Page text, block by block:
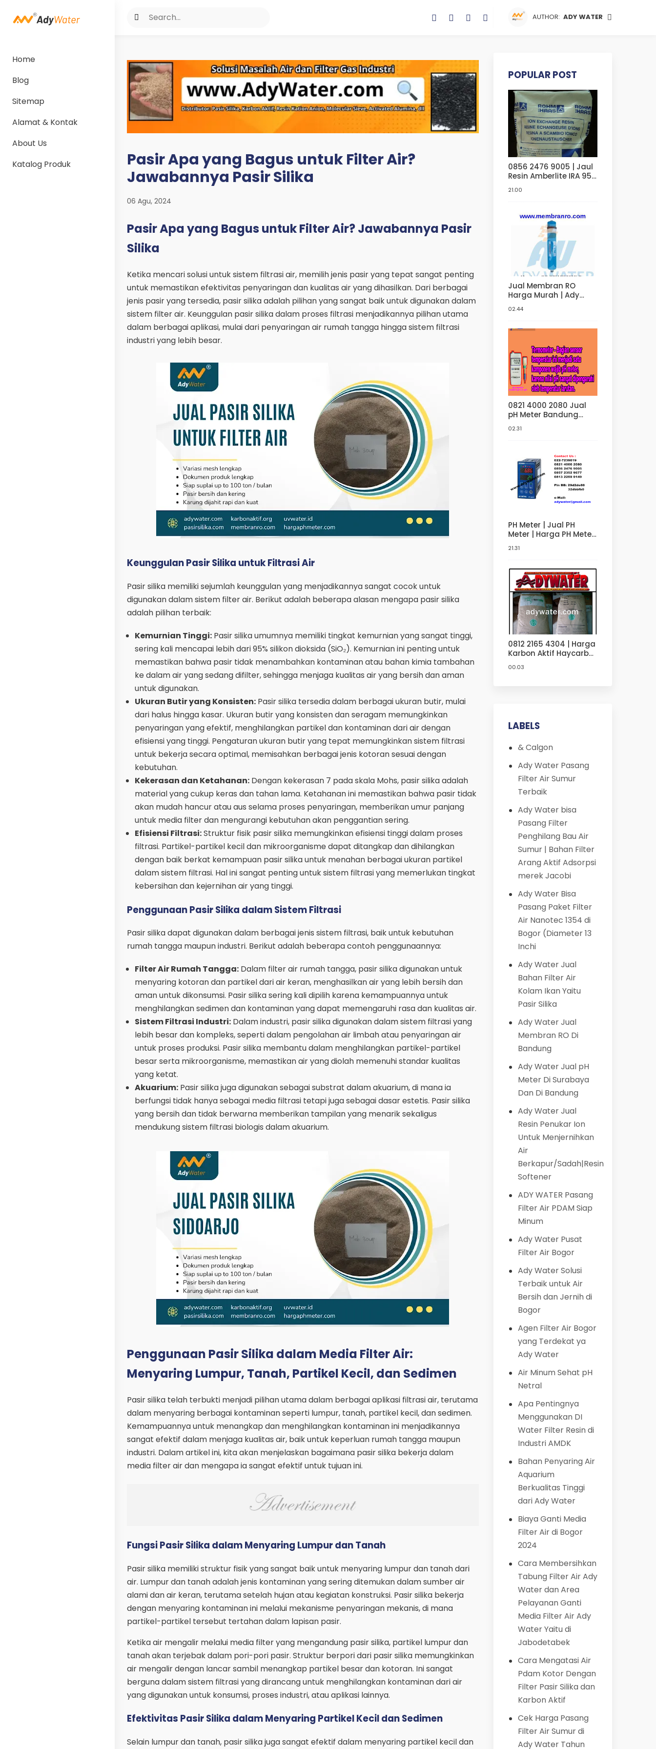
AUTHOR: ADY WATER
Home
Blog
Sitemap
Alamat & Kontak
About Us
Katalog Produk
Pasir Apa yang Bagus untuk Filter Air?
Jawabannya Pasir Silika
06 Agu, 2024
Pasir Apa yang Bagus untuk Filter Air? Jawabannya Pasir
Silika
Ketika mencari solusi untuk sistem filtrasi air, memilih jenis pasir yang tepat sangat penting
untuk memastikan efektivitas penyaringan dan kualitas air yang dihasilkan. Dari berbagai
jenis pasir yang tersedia, pasir silika adalah pilihan yang sangat baik untuk digunakan dalam
sistem filter air. Keunggulan pasir silika dalam proses filtrasi menjadikannya pilihan utama
dalam berbagai aplikasi, mulai dari penyaringan air rumah tangga hingga sistem filtrasi
industri yang lebih besar.
Keunggulan Pasir Silika untuk Filtrasi Air
Pasir silika memiliki sejumlah keunggulan yang menjadikannya sangat cocok untuk
digunakan dalam sistem filter air. Berikut adalah beberapa alasan mengapa pasir silika
adalah pilihan terbaik:
Kemurnian Tinggi: Pasir silika umumnya memiliki tingkat kemurnian yang sangat tinggi,
sering kali mencapai lebih dari 95% silikon dioksida (SiO₂). Kemurnian ini penting untuk
memastikan bahwa pasir tidak menambahkan kontaminan atau bahan kimia tambahan
ke dalam air yang sedang difilter, sehingga menjaga kualitas air yang bersih dan aman
untuk digunakan.
Ukuran Butir yang Konsisten: Pasir silika tersedia dalam berbagai ukuran butir, mulai
dari halus hingga kasar. Ukuran butir yang konsisten dan seragam memungkinkan
penyaringan yang efektif, menghilangkan partikel dan kontaminan dari air dengan
efisiensi yang tinggi. Pengaturan ukuran butir yang tepat memungkinkan sistem filtrasi
untuk bekerja secara optimal, memisahkan berbagai jenis kotoran sesuai dengan
kebutuhan.
Kekerasan dan Ketahanan: Dengan kekerasan 7 pada skala Mohs, pasir silika adalah
material yang cukup keras dan tahan lama. Ketahanan ini memastikan bahwa pasir tidak
akan mudah hancur atau aus selama proses penyaringan, memberikan umur panjang
untuk media filter dan mengurangi kebutuhan akan penggantian sering.
Efisiensi Filtrasi:Struktur fisik pasir silika memungkinkan efisiensi tinggi dalam proses
filtrasi. Partikel-partikel kecil dan mikroorganisme dapat ditangkap dan dihilangkan
dengan baik berkat kemampuan pasir silika untuk menahan berbagai ukuran partikel
dalam sistem filtrasi. Hal ini sangat penting untuk sistem filtrasi yang memerlukan tingkat
kebersihan dan kejernihan air yang tinggi.
Penggunaan Pasir Silika dalam Sistem Filtrasi
Pasir silika dapat digunakan dalam berbagai jenis sistem filtrasi, baik untuk kebutuhan
rumah tangga maupun industri. Berikut adalah beberapa contoh penggunaannya:
Filter Air Rumah Tangga: Dalam filter air rumah tangga, pasir silika digunakan untuk
menyaring kotoran dan partikel dari air keran, menghasilkan air yang lebih bersih dan
aman untuk dikonsumsi. Pasir silika sering kali dipilih karena kemampuannya untuk
menghilangkan sedimen dan kontaminan yang dapat memengaruhi rasa dan kualitas air.
Sistem Filtrasi Industri: Dalam industri, pasir silika digunakan dalam sistem filtrasi yang
lebih besar dan kompleks, seperti dalam pengolahan air limbah atau penyaringan air
untuk proses produksi. Pasir silika membantu dalam menghilangkan partikel-partikel
besar serta mikroorganisme, memastikan air yang diolah memenuhi standar kualitas
yang ketat.
Akuarium: Pasir silika juga digunakan sebagai substrat dalam akuarium, di mana ia
berfungsi tidak hanya sebagai media filtrasi tetapi juga sebagai dasar estetis. Pasir silika
yang bersih dan tidak berwarna memberikan tampilan yang menarik sekaligus
mendukung sistem filtrasi biologis dalam akuarium.
Penggunaan Pasir Silika dalam Media Filter Air:
Menyaring Lumpur, Tanah, Partikel Kecil, dan Sedimen
Pasir silika telah terbukti menjadi pilihan utama dalam berbagai aplikasi filtrasi air, terutama
dalam menyaring berbagai kontaminan seperti lumpur, tanah, partikel kecil, dan sedimen.
Kemampuannya untuk menangkap dan menghilangkan kontaminan ini menjadikannya
sangat efektif dalam menjaga kualitas air, baik untuk keperluan rumah tangga maupun
industri. Dalam artikel ini, kita akan menjelaskan bagaimana pasir silika bekerja dalam
media filter air dan mengapa ia sangat efektif untuk tujuan ini.
Fungsi Pasir Silika dalam Menyaring Lumpur dan Tanah
Pasir silika memiliki struktur fisik yang sangat baik untuk menyaring lumpur dan tanah dari
air. Lumpur dan tanah adalah jenis kontaminan yang sering ditemukan dalam sumber air
alami dan air keran, terutama setelah hujan atau kegiatan konstruksi. Pasir silika bekerja
dengan menyaring kontaminan ini melalui mekanisme penyaringan mekanis, di mana
partikel-partikel tersebut tertahan dalam lapisan pasir.
Ketika air mengalir melalui media filter yang mengandung pasir silika, partikel lumpur dan
tanah akan terjebak dalam pori-pori pasir. Struktur berpori dari pasir silika memungkinkan
air mengalir dengan lancar sambil menangkap partikel besar dan kotoran. Ini sangat
berguna dalam sistem filtrasi yang dirancang untuk menghilangkan kontaminan dari air
yang digunakan untuk konsumsi, proses industri, atau aplikasi lainnya.
Efektivitas Pasir Silika dalam Menyaring Partikel Kecil dan Sedimen
Selain lumpur dan tanah, pasir silika juga sangat efektif dalam menyaring partikel kecil dan
POPULAR POST
0856 2476 9005 | Jaul
Resin Amberlite IRA 958
Bandung | Di Jakarta |
| Di Serang
21.00
Jual Membran RO
Harga Murah | Ady
Water Jual Membran
RO Di Bandung
02.44
0821 4000 2080 Jual
pH Meter Bandung
Murah Di Ady Water
02.31
PH Meter | Jual PH
Meter | Harga PH Meter
21.31
0812 2165 4304 | Harga
Karbon Aktif Haycarb
00.03
LABELS
& Calgon
Ady Water Pasang
Filter Air Sumur
Terbaik
Ady Water bisa
Pasang Filter
Penghilang Bau Air
Sumur | Bahan Filter
Arang Aktif Adsorpsi
merek Jacobi
Ady Water Bisa
Pasang Paket Filter
Air Nanotec 1354 di
Bogor (Diameter 13
Inchi
Ady Water Jual
Bahan Filter Air
Kolam Ikan Yaitu
Pasir Silika
Ady Water Jual
Membran RO Di
Bandung
Ady Water Jual pH
Meter Di Surabaya
Dan Di Bandung
Ady Water Jual
Resin Penukar Ion
Untuk Menjernihkan
Air
Berkapur/Sadah|Resin
Softener
ADY WATER Pasang
Filter Air PDAM Siap
Minum
Ady Water Pusat
Filter Air Bogor
Ady Water Solusi
Terbaik untuk Air
Bersih dan Jernih di
Bogor
Agen Filter Air Bogor
yang Terdekat ya
Ady Water
Air Minum Sehat pH
Netral
Apa Pentingnya
Menggunakan DI
Water Filter Resin di
Industri AMDK
Bahan Penyaring Air
Aquarium
Berkualitas Tinggi
dari Ady Water
Biaya Ganti Media
Filter Air di Bogor
2024
Cara Membersihkan
Tabung Filter Air Ady
Water dan Area
Pelayanan Ganti
Media Filter Air Ady
Water Yaitu di
Jabodetabek
Cara Mengatasi Air
Pdam Kotor Dengan
Filter Pasir Silika dan
Karbon Aktif
Cek Harga Pasang
Filter Air Sumur di
Ady Water Tahun